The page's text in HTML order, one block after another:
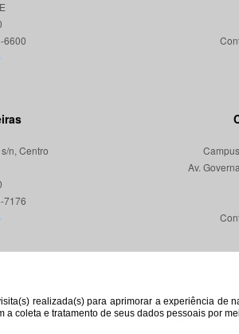
realizada(s) para aprimorar a experiência de
a coleta e tratamento de seus dados pessoais por
n, Centro
Av.
© 2026. Todos os direitos